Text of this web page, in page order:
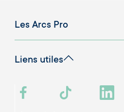
Les Arcs Pro
Liens utiles